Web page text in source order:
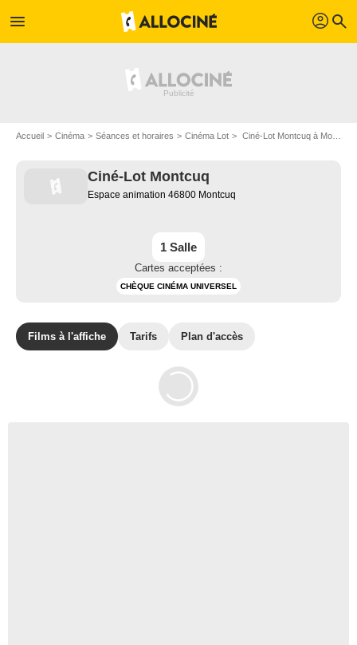
menu profil search
Accueil Cinéma Séances et horaires Cinéma Lot Ciné-Lot Montcuq à Montcuq
Ciné-Lot Montcuq
Espace animation 46800 Montcuq
1 Salle
Cartes acceptées :
CHÈQUE CINÉMA UNIVERSEL
Films à l'affiche Tarifs Plan d'accès